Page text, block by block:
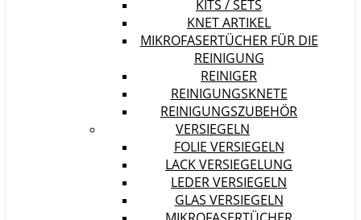
KITS / SETS
KNET ARTIKEL
MIKROFASERTÜCHER FÜR DIE
REINIGUNG
REINIGER
REINIGUNGSKNETE
REINIGUNGSZUBEHÖR
VERSIEGELN
FOLIE VERSIEGELN
LACK VERSIEGELUNG
LEDER VERSIEGELN
GLAS VERSIEGELN